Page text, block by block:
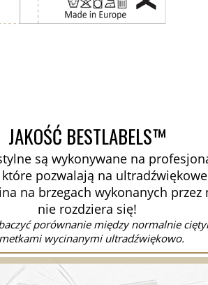
JAKOŚĆ BESTLABELS™
są wykonywane na
które pozwalają na
na brzegach wykonanych przez
nie rozdziera się!
porównanie między normalnie
wycinanymi ultradźwiękowo.